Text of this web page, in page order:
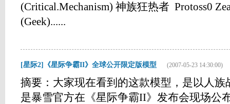
(Critical.Mechanism) 神族狂热者 Protoss0
(Geek)......
[星际2]《星际争霸II》全球公开限定版模型 (2007-05-23 14:30:00)
摘要：大家现在看到的这款模型，是以人族
是暴雪官方在《星际争霸II》发布会现场公